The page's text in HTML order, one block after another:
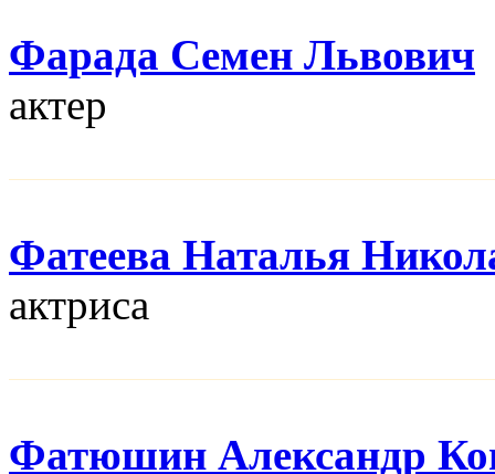
Фарада Семен Львович
актер
Фатеева Наталья
актриса
Фатюшин Александр